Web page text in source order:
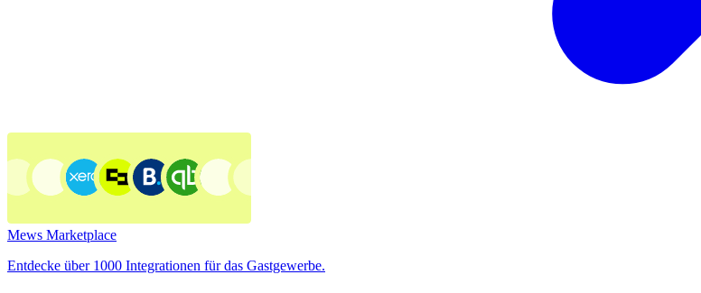
Mews Marketplace
Entdecke über 1000 Integrationen für das Gastgewerbe.